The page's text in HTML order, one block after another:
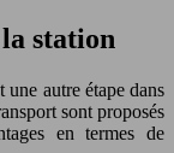
station
une autre étape dans
sont proposés
en termes de